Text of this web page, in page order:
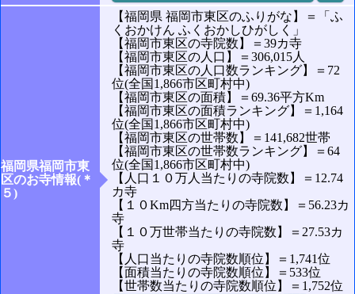
福岡県福岡市東
区のお寺情報(＊
５)
【福岡県 福岡市東区のふりがな】＝「ふ
くおかけん ふくおかしひがしく」
【福岡市東区の寺院数】＝39カ寺
【福岡市東区の人口】＝306,015人
【福岡市東区の人口数ランキング】＝72
位(全国1,866市区町村中)
【福岡市東区の面積】＝69.36平方Km
【福岡市東区の面積ランキング】＝1,164
位(全国1,866市区町村中)
【福岡市東区の世帯数】＝141,682世帯
【福岡市東区の世帯数ランキング】＝64
位(全国1,866市区町村中)
【人口１０万人当たりの寺院数】＝12.74
カ寺
【１０Km四方当たりの寺院数】＝56.23カ
寺
【１０万世帯当たりの寺院数】＝27.53カ
寺
【人口当たりの寺院数順位】＝1,741位
【面積当たりの寺院数順位】＝533位
【世帯数当たりの寺院数順位】＝1,752位